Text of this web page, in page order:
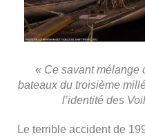
« Ce savant mélange
bateaux du troisième
l’identité des
Le terrible accident de